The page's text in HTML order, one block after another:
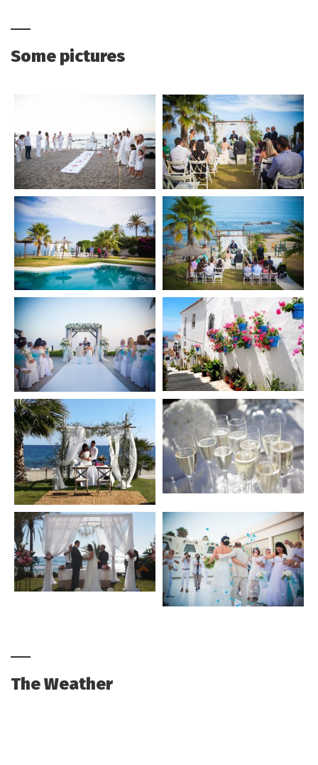
Some pictures
The Weather